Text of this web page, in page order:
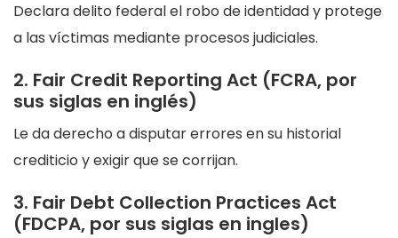
Declara delito federal el robo de identidad y protege
a las víctimas mediante procesos judiciales.
2. Fair Credit Reporting Act (FCRA, por
sus siglas en inglés)
Le da derecho a disputar errores en su historial
crediticio y exigir que se corrijan.
3. Fair Debt Collection Practices Act
(FDCPA, por sus siglas en ingles)